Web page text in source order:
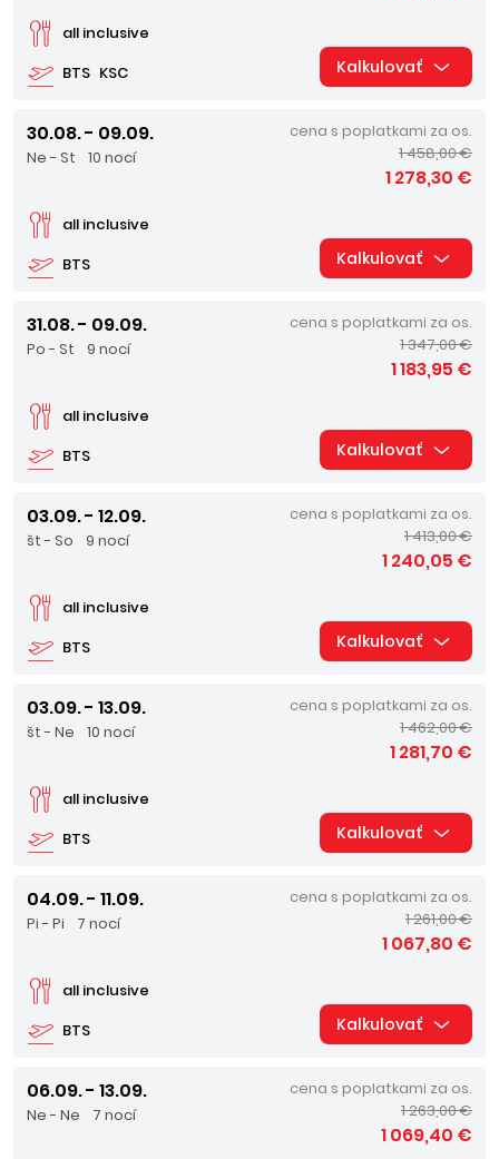
BTS KSC
all inclusive
Kalkulovať
30.08. - 09.09.
Ne - St 10 nocí
BTS
all inclusive
cena s poplatkami za os.
1 458,00 €
1 278,30 €
Kalkulovať
31.08. - 09.09.
Po - St 9 nocí
BTS
all inclusive
cena s poplatkami za os.
1 347,00 €
1 183,95 €
Kalkulovať
03.09. - 12.09.
št - So 9 nocí
BTS
all inclusive
cena s poplatkami za os.
1 413,00 €
1 240,05 €
Kalkulovať
03.09. - 13.09.
št - Ne 10 nocí
BTS
all inclusive
cena s poplatkami za os.
1 462,00 €
1 281,70 €
Kalkulovať
04.09. - 11.09.
Pi - Pi 7 nocí
BTS
all inclusive
cena s poplatkami za os.
1 261,00 €
1 067,80 €
Kalkulovať
06.09. - 13.09.
Ne - Ne 7 nocí
cena s poplatkami za os.
1 263,00 €
1 069,40 €